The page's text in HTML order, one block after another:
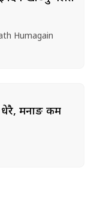
Humagain
धेरै, मनाङ कम